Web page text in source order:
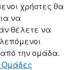
χρήστες θα
να
θέλετε να
την ομάδα.
Ομάδες